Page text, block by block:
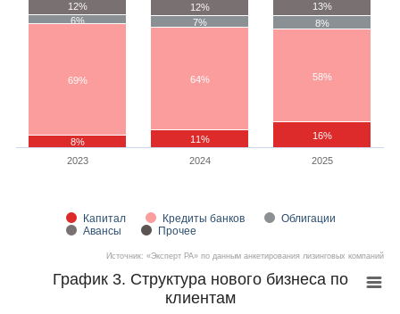
12%
12%
13%
6%
7% 8%
69% 64% 58%
8% 11% 16%
Капитал Кредиты банков
Облигации
Авансы
Прочее
2023 2024 2025
Источник: «Эксперт РА» по данным анкетирования лизинговых компаний
График 3. Структура нового бизнеса по
клиентам